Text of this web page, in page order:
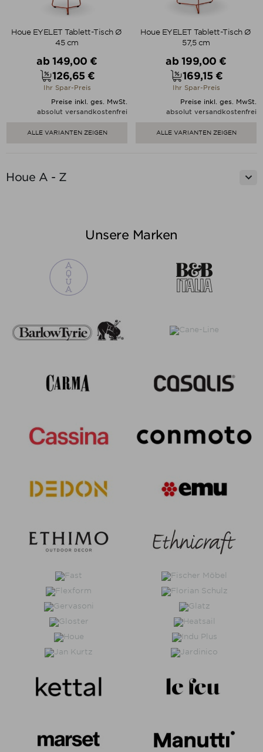
€
Houe A - Z 
Houe EYELET Tablett-Tisch Ø
45 cm
Verkaufspreis
ab 149,00 €
Preis
126,65 €
Ihr Spar-Preis
Preise inkl. ges. MwSt.
absolut versandkostenfrei
ALLE VARIANTEN ZEIGEN
Houe EYELET Tablett-Tisch Ø
57,5 cm
Verkaufspreis
ab 199,00 €
Preis
169,15 €
Ihr Spar-Preis
Preise inkl. ges. MwSt.
absolut versandkostenfrei
ALLE VARIANTEN ZEIGEN
Unsere Marken